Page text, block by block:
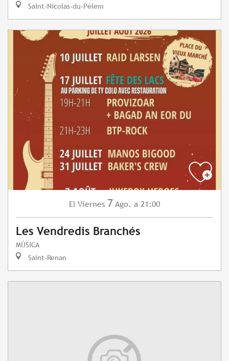
Saint-Nicolas-du-Pélem
El Viernes 7 Ago. a 21:00
Les Vendredis Branchés
MÚSICA
Saint-Renan